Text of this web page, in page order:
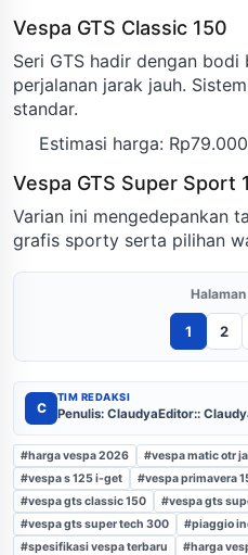
Vespa GTS Classic 150
Seri GTS hadir dengan
perjalanan jarak jauh.
standar.
Estimasi harga:
Vespa GTS Super Sport
Varian ini mengedepankan
grafis sporty serta pilihan
1 2
C
TIM REDAKSI
Penulis: ClaudyaEditor::
#harga vespa 2026 #vespa matic otr
#vespa s 125 i-get
#vespa primavera
#vespa gts classic 150
#vespa gts
#vespa gts super tech 300
#piaggio
#spesifikasi vespa terbaru
#harga